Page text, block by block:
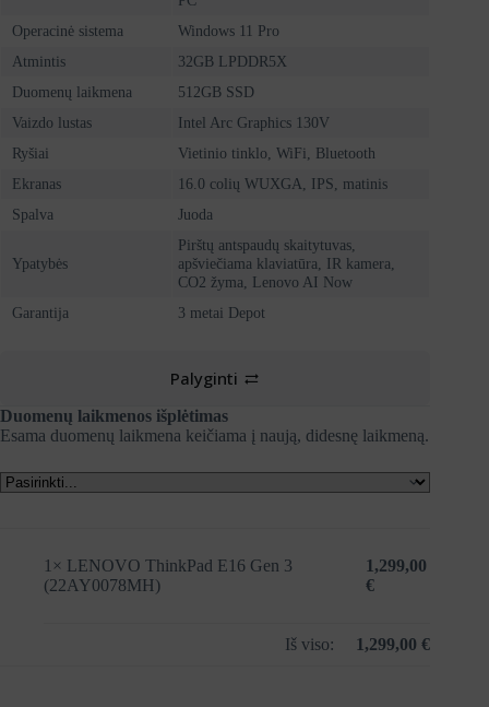
Operacinė sistema
Windows 11 Pro
Atmintis
32GB LPDDR5X
Duomenų laikmena
512GB SSD
Vaizdo lustas
Intel Arc Graphics 130V
Ryšiai
Vietinio tinklo, WiFi, Bluetooth
Ekranas
16.0 colių WUXGA, IPS, matinis
Spalva
Juoda
Ypatybės
Pirštų antspaudų skaitytuvas,
apšviečiama klaviatūra, IR kamera,
CO2 žyma, Lenovo AI Now
Garantija
3 metai Depot
Palyginti
Duomenų laikmenos išplėtimas
Esama duomenų laikmena keičiama į naują, didesnę laikmeną.
1× LENOVO ThinkPad E16 Gen 3
(22AY0078MH)
1,299,00
€
Iš viso: 1,299,00€